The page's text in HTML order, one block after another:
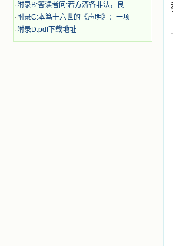
· 附录B:答读者问:若方济各非法，良
· 附录C:本笃十六世的《声明》：一项
· 附录D:pdf下载地址